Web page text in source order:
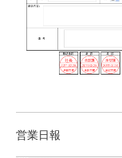
営業日報